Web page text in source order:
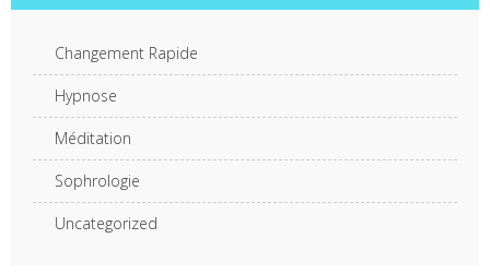
Changement Rapide
Hypnose
Méditation
Sophrologie
Uncategorized